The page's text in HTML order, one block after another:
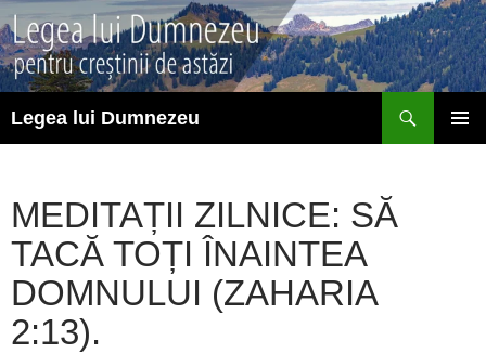
Sari
la
conținut
Legea lui Dumnezeu
MEDITAȚII ZILNICE: SĂ
TACĂ TOȚI ÎNAINTEA
DOMNULUI (ZAHARIA
2:13).